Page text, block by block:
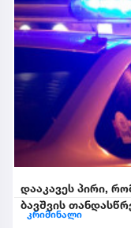
დააკავეს პირი,
ბავშვის
კრიმინალი